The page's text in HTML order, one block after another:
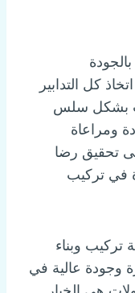
كل التدابير
بشكل سلس
ومراعاة
تحقيق رضا
في تركيب
تركيب وبناء
وجودة عالية في